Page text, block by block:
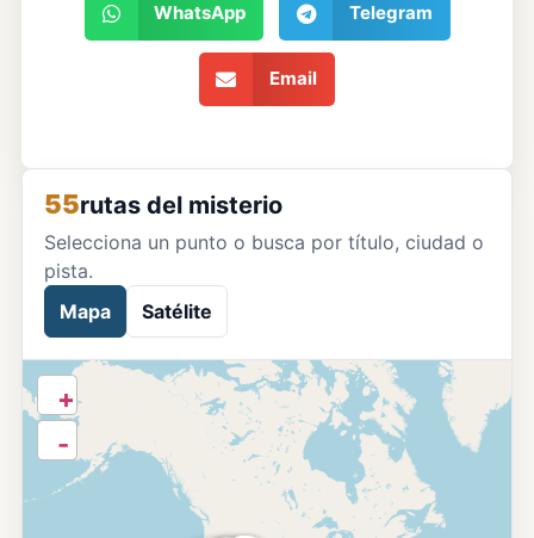
WhatsApp Telegram
Email
55rutas del misterio
Selecciona un punto o busca por título, ciudad o
pista.
Mapa
Satélite
+
-